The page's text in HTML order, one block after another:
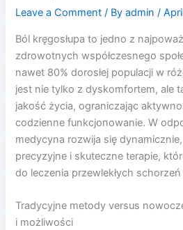
Leave a Comment / Byadmin/
Ból kręgosłupa to jedno z
zdrowotnych współczesnego
nawet 80% dorosłej populacji w
jest nie tylko z dyskomfortem, ale
jakość życia, ograniczając
codzienne funkcjonowanie. W
medycyna rozwija się
precyzyjne i skuteczne terapie,
do leczenia przewlekłych schorzeń
Tradycyjne metody versus
i możliwości